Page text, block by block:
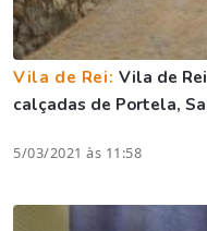
Vila de Rei: Vila de
calçadas de Portela,
5/03/2021 às 11:58